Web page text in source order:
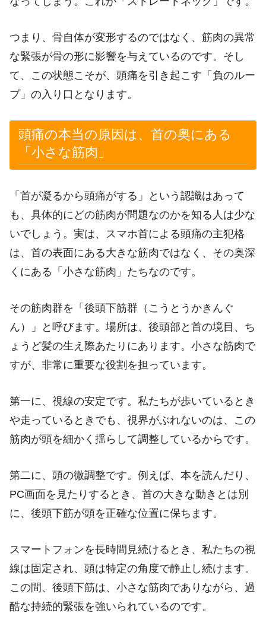
つまり、骨自体が変形するのではなく、筋肉の異常
な緊張が骨の形に影響を与えているのです。そし
て、この状態こそが、頭痛を引き起こす「負のルー
プ」の入り口となります。
頭痛の本当の原因は、首の奥にある
「小さな筋肉」
「首が凝るから頭痛がする」という認識はあって
も、具体的にどの筋肉が問題なのかを知る人は少な
いでしょう。実は、スマホ首による頭痛の主犯格
は、首の表面にある大きな筋肉ではなく、その奥深
くにある「小さな筋肉」たちなのです。
その筋肉群を「後頭下筋群（こうとうかきんぐ
ん）」と呼びます。場所は、後頭部と首の境目、ち
ょうど髪の生え際あたりにあります。小さな筋肉で
すが、非常に重要な役割を担っています。
第一に、視線の安定です。私たちが歩いているとき
や走っているときでも、視界がぶれないのは、この
筋肉が頭を細かく揺らして調整しているからです。
第二に、頭の微調整です。例えば、本を読んだり、
PC画面を見たりするとき、首の大きな動きとは別
に、後頭下筋が頭を正確な位置に保ちます。
スマートフォンを長時間見続けるとき、私たちの視
線は固定され、頭は特定の角度で静止し続けます。
この間、後頭下筋は、小さな筋肉でありながら、過
酷な持続的緊張を強いられているのです。